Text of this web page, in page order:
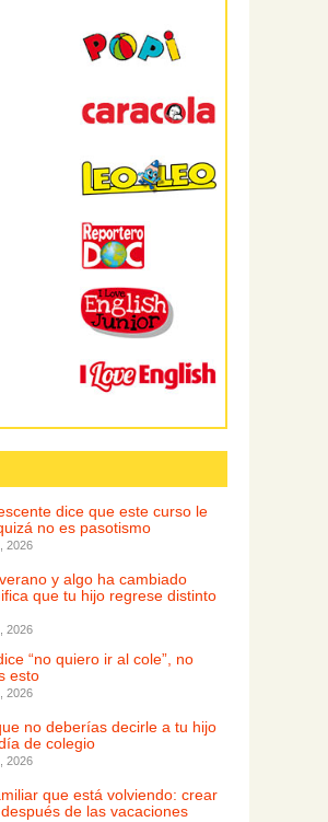
dice que este curso le
no es pasotismo
2026
y algo ha cambiado
que tu hijo regrese distinto
2026
“no quiero ir al cole”, no
esto
2026
no deberías decirle a tu hijo
de colegio
2026
que está volviendo: crear
de las vacaciones